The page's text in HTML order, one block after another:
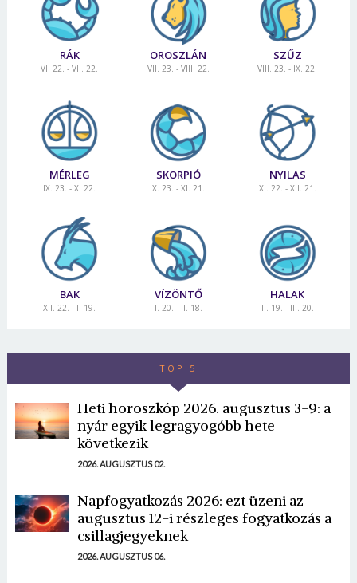
RÁK
VI. 22. - VII. 22.
OROSZLÁN
VII. 23. - VIII. 22.
SZŰZ
VIII. 23. - IX. 22.
MÉRLEG
IX. 23. - X. 22.
SKORPIÓ
X. 23. - XI. 21.
NYILAS
XI. 22. - XII. 21.
BAK
XII. 22. - I. 19.
VÍZÖNTŐ
I. 20. - II. 18.
HALAK
II. 19. - III. 20.
TOP 5
Heti horoszkóp 2026. augusztus 3-9: a
nyár egyik legragyogóbb hete
következik
2026. AUGUSZTUS 02.
Napfogyatkozás 2026: ezt üzeni az
augusztus 12-i részleges fogyatkozás a
csillagjegyeknek
2026. AUGUSZTUS 06.